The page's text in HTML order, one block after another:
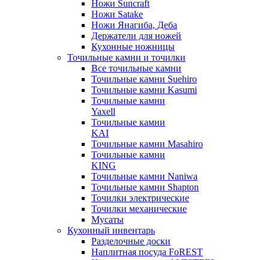
Ножи Suncraft
Ножи Satake
Ножи Янагиба, Деба
Держатели для ножей
Кухонные ножницы
Точильные камни и точилки
Все точильные камни
Точильные камни Suehiro
Точильные камни Kasumi
Точильные камни
Yaxell
Точильные камни
KAI
Точильные камни Masahiro
Точильные камни
KING
Точильные камни Naniwa
Точильные камни Shapton
Точилки электрические
Точилки механические
Мусаты
Кухонный инвентарь
Разделочные доски
Наплитная посуда FoREST